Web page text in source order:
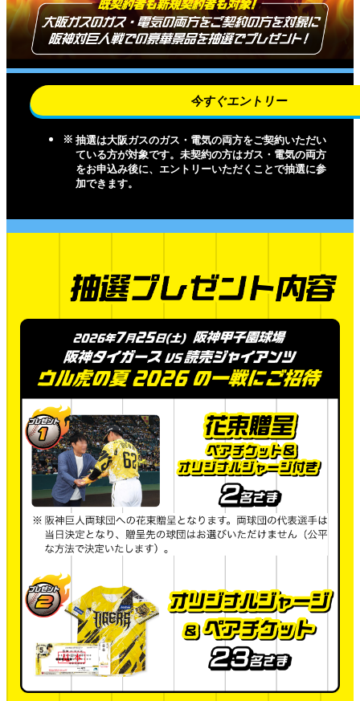
今すぐエントリー
抽選は大阪ガスのガス・電気の両方をご契約いただい
ている方が対象です。未契約の方はガス・電気の両方
をお申込み後に、エントリーいただくことで抽選に参
加できます。